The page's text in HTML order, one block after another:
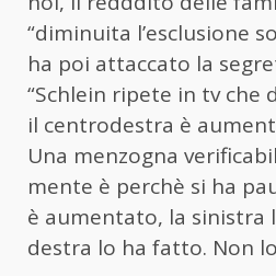
“diminuita l’esclusione
ha poi attaccato la
“Schlein ripete in tv che
il centrodestra è
Una menzogna
mente è perchè si ha
è aumentato, la sinistra
destra lo ha fatto. Non